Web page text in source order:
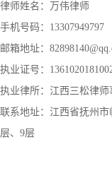
律师姓名：万伟律师
手机号码：13307949797
邮箱地址：
执业证号：
执业律所：江西三松律师
联系地址：江西省抚州
层、9层